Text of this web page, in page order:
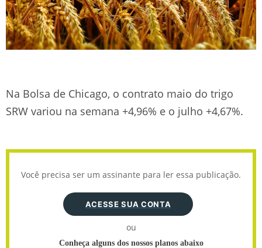
Na Bolsa de Chicago, o contrato maio do trigo
SRW variou na semana +4,96% e o julho +4,67%.
Você precisa ser um assinante para ler essa publicação.
ACESSE SUA CONTA
ou
Conheça alguns dos nossos planos abaixo